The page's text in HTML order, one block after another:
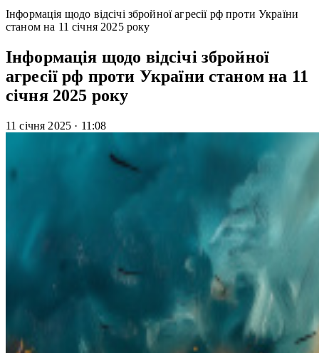
Інформація щодо відсічі збройної агресії рф проти України
станом на 11 січня 2025 року
Інформація щодо відсічі збройної
агресії рф проти України станом на 11
січня 2025 року
11 січня 2025 · 11:08